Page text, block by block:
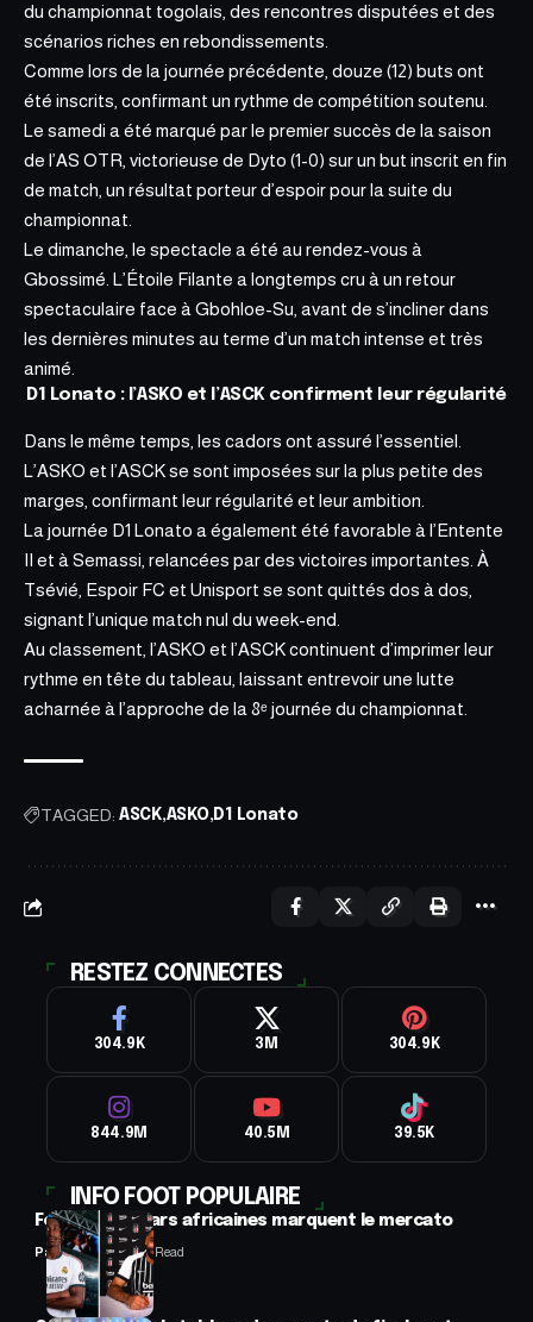
du championnat togolais, des rencontres disputées et des
scénarios riches en rebondissements.
Comme lors de la journée précédente, douze (12) buts ont
été inscrits, confirmant un rythme de compétition soutenu.
Le samedi a été marqué par le premier succès de la saison
de l’AS OTR, victorieuse de Dyto (1-0) sur un but inscrit en fin
de match, un résultat porteur d’espoir pour la suite du
championnat.
Le dimanche, le spectacle a été au rendez-vous à
Gbossimé. L’Étoile Filante a longtemps cru à un retour
spectaculaire face à Gbohloe-Su, avant de s’incliner dans
les dernières minutes au terme d’un match intense et très
animé.
D1 Lonato : l’ASKO et l’ASCK confirment leur régularité
Dans le même temps, les cadors ont assuré l’essentiel.
L’ASKO et l’ASCK se sont imposées sur la plus petite des
marges, confirmant leur régularité et leur ambition.
La journée D1 Lonato a également été favorable à l’Entente
II et à Semassi, relancées par des victoires importantes. À
Tsévié, Espoir FC et Unisport se sont quittés dos à dos,
signant l’unique match nul du week-end.
Au classement, l’ASKO et l’ASCK continuent d’imprimer leur
rythme en tête du tableau, laissant entrevoir une lutte
acharnée à l’approche de la 8ᵉ journée du championnat.
TAGGED: ASCK ASKO D1 Lonato
RESTEZ CONNECTES
304.9K 3M 304.9K
844.9M 40.5M 39.5K
INFO FOOT POPULAIRE
Football : 2 stars africaines marquent le mercato
Panafrofoot2 Min Read